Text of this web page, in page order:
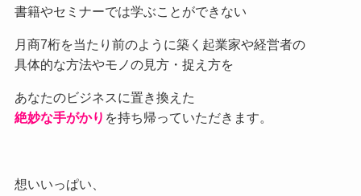
書籍やセミナーでは学ぶことができない
月商7桁を当たり前のように築く起業家や経営者の
具体的な方法やモノの見方・捉え方を
あなたのビジネスに置き換えた
絶妙な手がかり を持ち帰っていただきます。
想いいっぱい、